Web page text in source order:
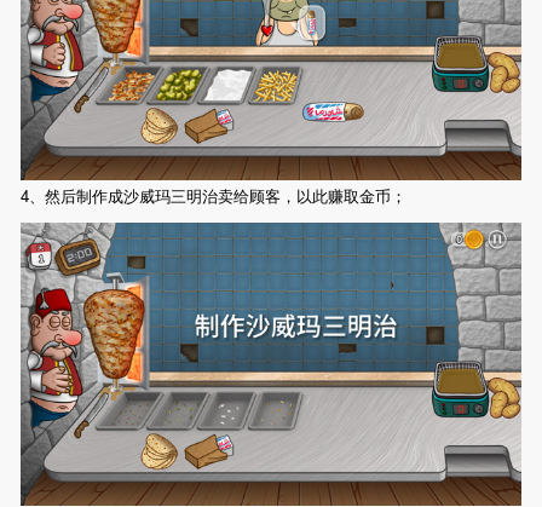
4、然后制作成沙威玛三明治卖给顾客，以此赚取金币；